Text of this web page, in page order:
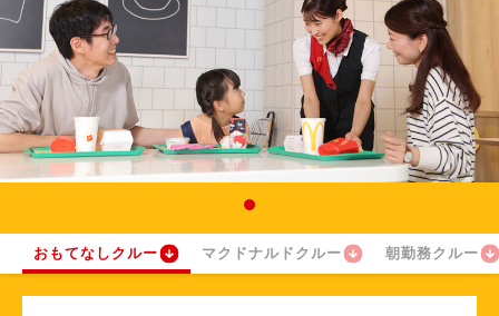
おもてなしクルー マクドナルドクルー 朝勤務クルー